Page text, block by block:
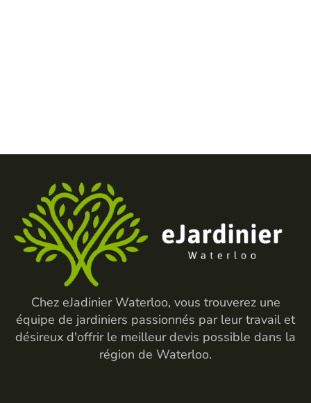
Chez eJadinier Waterloo, vous trouverez une
équipe de jardiniers passionnés par leur travail et
désireux d'offrir le meilleur devis possible dans la
région de Waterloo.